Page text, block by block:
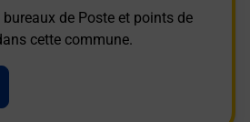
de Poste et points de
cette commune.